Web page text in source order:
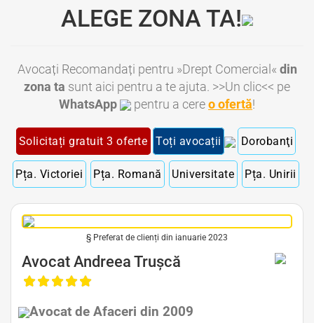
ALEGE ZONA TA!
Avocați Recomandați pentru »Drept Comercial« din
zona ta sunt aici pentru a te ajuta. >>Un clic<< pe
WhatsApp
pentru a cereo ofertă!
Solicitați gratuit 3 oferte Toți avocații Dorobanţi
Pța. Victoriei Pța. Romană Universitate Pța. Unirii
§ Preferat de clienți din ianuarie 2023
Avocat Andreea Trușcă
Avocat de Afaceri din 2009